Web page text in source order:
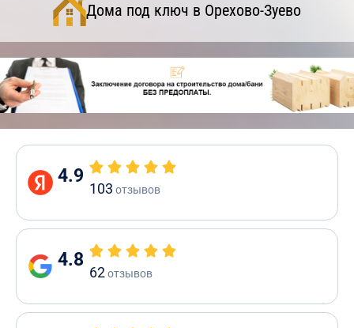
Дома под ключ в Орехово-Зуево
4.9
103 отзывов
4.8
62отзывов